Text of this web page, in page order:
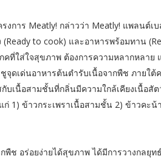
งการ Meatly! กล่าวว่า Meatly! แพลนต์
to cook) และอาหารพร้อมทาน
ที่ใส่ใจสุขภาพ ต้องการความหลากหลาย
จุดเด่นอาหารต้นตำรับเนื้อจากพืช ภายใ
เนื้อสามชั้นที่กลิ่นมีความใกล้เคียงเนื้อสั
1) ข้าวกระเพราเนื้อสามชั้น 2) ข้าวคะ
พืช อร่อยง่ายได้สุขภาพ ได้มีการวางกลยุ